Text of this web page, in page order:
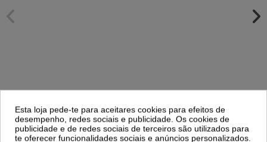
Comprar Comprar
Esta loja pede-te para aceitares cookies para efeitos de
desempenho, redes sociais e publicidade. Os cookies de
publicidade e de redes sociais de terceiros são utilizados para
te oferecer funcionalidades sociais e anúncios personalizados.